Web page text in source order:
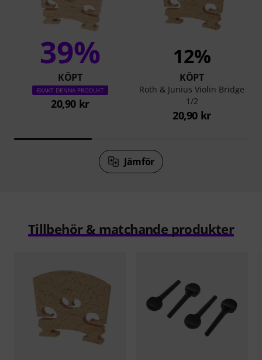
39%
KÖPT
EXAKT DENNA PRODUKT
20,90 kr
12%
KÖPT
Roth & Junius Violin Bridge
1/2
20,90 kr
Jämför
Tillbehör & matchande produkter